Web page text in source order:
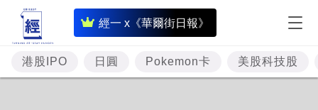
經一 x《華爾街日報》
即
時
財
經
港股IPO 日圓 Pokemon卡 美股科技股